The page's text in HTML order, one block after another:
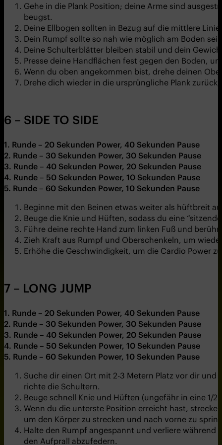
Gehe in die Plank Position; deine Arme sind
beugst.
Deine Ellbogen sollten in Bezug auf die mittlere
Dein Rumpf sollte so nah wie möglich am Boden
Deine Schulterblätter bleiben stabil und dein
Presse deine Handflächen fest gegen den Boden,
Wenn du oben angekommen bist, drehe deinen
Drehe dich wieder in die ursprüngliche Plank
6 – SIDE TO SIDE
1. Runde – 20 Sekunden Power, 40 Sekunden Pause
2. Runde – 30 Sekunden Power, 30 Sekunden Pause
3. Runde – 40 Sekunden Power, 20 Sekunden Pause
4. Runde – 50 Sekunden Power, 10 Sekunden Pause
5. Runde – 60 Sekunden Power, 10 Sekunden Pause
Beginne mit den Beinen etwas weiter als hüftbreit
Beuge die Knie und Hüften, sodass du eine
Führe deine rechte Hand zum linken Fuß und
Zieh Kraft aus Rumpf und Oberschenkeln, um
Erhöhe die Geschwindigkeit, um die Cardio Power
7 – LONG JUMP
1. Runde – 20 Sekunden Power, 40 Sekunden Pause
2. Runde – 30 Sekunden Power, 30 Sekunden Pause
3. Runde – 40 Sekunden Power, 20 Sekunden Pause
4. Runde – 50 Sekunden Power, 10 Sekunden Pause
5. Runde – 60 Sekunden Power, 10 Sekunden Pause
Suche dir einen Ort mit 2-3 Metern Platz vor dir
richte die Schultern.
Beuge schnell Knie und Hüften (ungefähr in eine 1/
Wenn du die unterste Position erreicht hast,
um den Körper zu strecken und nach vorne zu
Halte den Rumpf angespannt und verliere
den Aufprall abzufedern.